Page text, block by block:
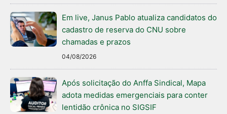
Em live, Janus Pablo atualiza candidatos do
cadastro de reserva do CNU sobre
chamadas e prazos
04/08/2026
Após solicitação do Anffa Sindical, Mapa
adota medidas emergenciais para conter
lentidão crônica no SIGSIF